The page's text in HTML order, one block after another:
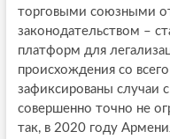
торговыми союзными
законодательством –
платформ для
происхождения со
зафиксированы случаи
совершенно точно не
так, в 2020 году